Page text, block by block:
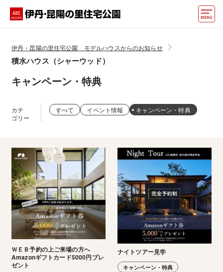
住宅会社・ハウスメーカー
イベント情報・プレゼント
アクセス
住まいづくりお役立ち情報
他の展示場 ABCハウジングトップ
マイページ アカウント登録
伊丹・昆陽の里住宅公園 モデルハウスからのお知らせ
積水ハウス（シャーウッド）
キャンペーン・特典
カテ
ゴリー
すべて イベント情報 キャンペーン・特典
ＷＥＢ予約の上ご来場の方へ
Amazonギフトカード5000円プレ
ゼント
ナイトツアー見学
キャンペーン・特典